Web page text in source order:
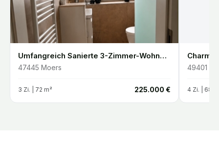
Umfangreich Sanierte 3-Zimmer-Wohnung mit Balkon und Klimaanlage in Moers Utfort
47445 Moers
3 Zi. | 72 m² 225.000 €
49401
4 Zi. | 68